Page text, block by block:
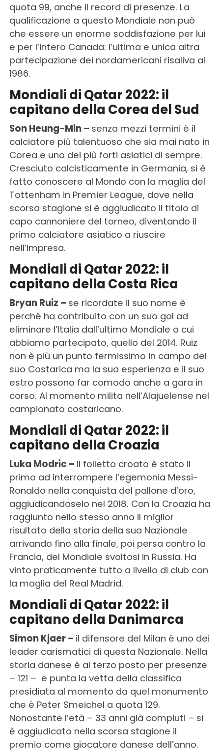
quota 99, anche il record di presenze. La
qualificazione a questo Mondiale non può
che essere un enorme soddisfazione per lui
e per l’intero Canada: l’ultima e unica altra
partecipazione dei nordamericani risaliva al
1986.
Mondiali di Qatar 2022: il
capitano della Corea del Sud
Son Heung-Min – senza mezzi termini è il
calciatore più talentuoso che sia mai nato in
Corea e uno dei più forti asiatici di sempre.
Cresciuto calcisticamente in Germania, si è
fatto conoscere al Mondo con la maglia del
Tottenham in Premier League, dove nella
scorsa stagione si è aggiudicato il titolo di
capo cannoniere del torneo, diventando il
primo calciatore asiatico a riuscire
nell’impresa.
Mondiali di Qatar 2022: il
capitano della Costa Rica
Bryan Ruiz – se ricordate il suo nome è
perché ha contribuito con un suo gol ad
eliminare l’Italia dall’ultimo Mondiale a cui
abbiamo partecipato, quello del 2014. Ruiz
non è più un punto fermissimo in campo del
suo Costarica ma la sua esperienza e il suo
estro possono far comodo anche a gara in
corso. Al momento milita nell’Alajuelense nel
campionato costaricano.
Mondiali di Qatar 2022: il
capitano della Croazia
Luka Modric – il folletto croato è stato il
primo ad interrompere l’egemonia Messi-
Ronaldo nella conquista del pallone d’oro,
aggiudicandoselo nel 2018. Con la Croazia ha
raggiunto nello stesso anno il miglior
risultato della storia della sua Nazionale
arrivando fino alla finale, poi persa contro la
Francia, del Mondiale svoltosi in Russia. Ha
vinto praticamente tutto a livello di club con
la maglia del Real Madrid.
Mondiali di Qatar 2022: il
capitano della Danimarca
Simon Kjaer – il difensore del Milan è uno dei
leader carismatici di questa Nazionale. Nella
storia danese è al terzo posto per presenze
– 121 – e punta la vetta della classifica
presidiata al momento da quel monumento
che è Peter Smeichel a quota 129.
Nonostante l’età – 33 anni già compiuti – si
è aggiudicato nella scorsa stagione il
premio come giocatore danese dell’anno.